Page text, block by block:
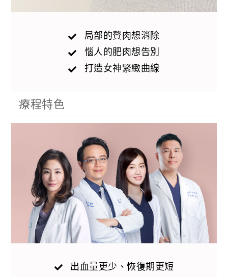
局部的贅肉想消除
惱人的肥肉想告別
打造女神緊緻曲線
療程特色
出血量更少、恢復期更短